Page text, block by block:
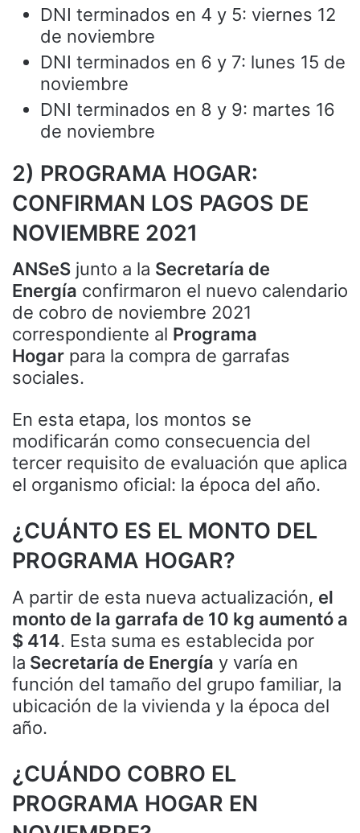
DNI terminados en 4 y 5: viernes 12
de noviembre
DNI terminados en 6 y 7: lunes 15 de
noviembre
DNI terminados en 8 y 9: martes 16
de noviembre
2) PROGRAMA HOGAR:
CONFIRMAN LOS PAGOS DE
NOVIEMBRE 2021
ANSeS junto a la Secretaría de
Energía confirmaron el nuevo calendario
de cobro de noviembre 2021
correspondiente al Programa
Hogar para la compra de garrafas
sociales.
En esta etapa, los montos se
modificarán como consecuencia del
tercer requisito de evaluación que aplica
el organismo oficial: la época del año.
¿CUÁNTO ES EL MONTO DEL
PROGRAMA HOGAR?
A partir de esta nueva actualización, el
monto de la garrafa de 10 kg aumentó a
$ 414. Esta suma es establecida por
la Secretaría de Energía y varía en
función del tamaño del grupo familiar, la
ubicación de la vivienda y la época del
año.
¿CUÁNDO COBRO EL
PROGRAMA HOGAR EN